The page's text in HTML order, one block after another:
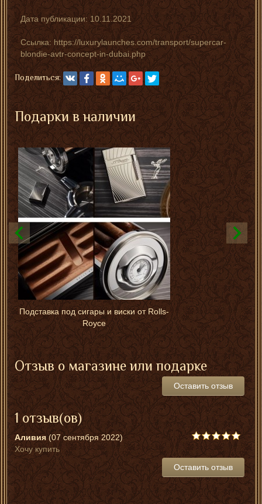
Дата публикации:10.11.2021
Ссылка: https://luxurylaunches.com/transport/supercar-
blondie-avtr-concept-in-dubai.php
Поделиться:
Подарки в наличии
Подставка под сигары и виски от Rolls-
Royce
Отзыв о магазине или подарке
Оставить отзыв
1 отзыв(ов)
Аливия (07 сентября 2022)
Хочу купить
Оставить отзыв